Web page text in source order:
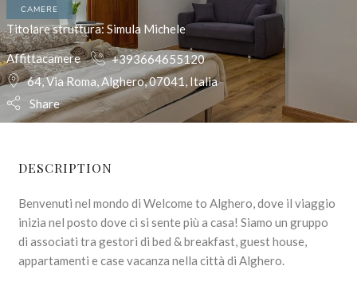
CAMERE
Titolare struttura: Simula Michele
Affittacamere
+393664655120
64, Via Roma, Alghero, 07041, Italia
Share
DESCRIPTION
Benvenuti nel mondo di Welcome to Alghero, dove il viaggio
inizia nel posto dove ci si sente più a casa! Siamo un gruppo
di associati tra gestori di bed & breakfast, guest house,
appartamenti e case vacanza nella città di Alghero.